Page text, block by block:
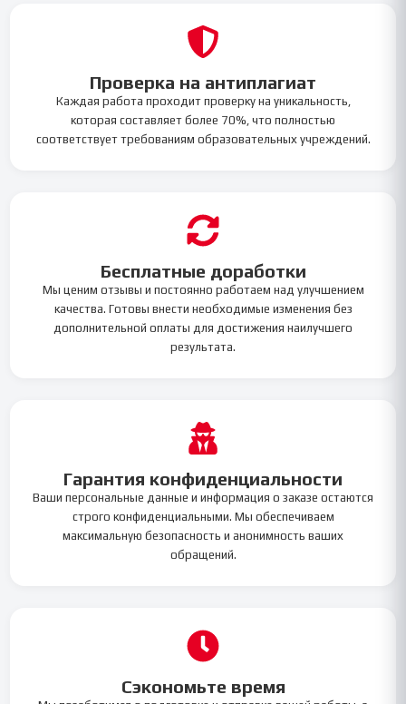
Проверка на антиплагиат
Каждая работа проходит проверку на уникальность,
которая составляет более 70%, что полностью
соответствует требованиям образовательных учреждений.
Бесплатные доработки
Мы ценим отзывы и постоянно работаем над улучшением
качества. Готовы внести необходимые изменения без
дополнительной оплаты для достижения наилучшего
результата.
Гарантия конфиденциальности
Ваши персональные данные и информация о заказе остаются
строго конфиденциальными. Мы обеспечиваем
максимальную безопасность и анонимность ваших
обращений.
Сэкономьте время